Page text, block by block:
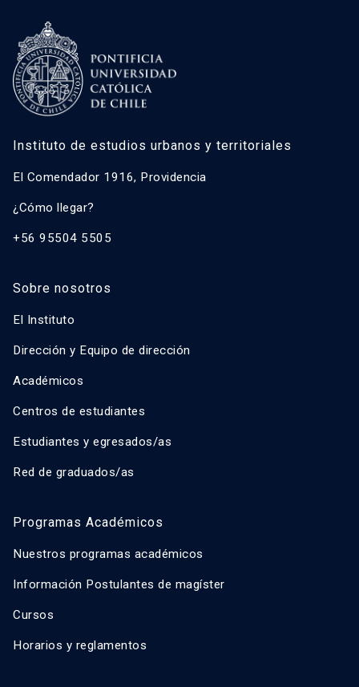
Instituto de estudios urbanos y territoriales
El Comendador 1916, Providencia
¿Cómo llegar?
+56 95504 5505
Sobre nosotros
El Instituto
Dirección y Equipo de dirección
Académicos
Centros de estudiantes
Estudiantes y egresados/as
Red de graduados/as
Programas Académicos
Nuestros programas académicos
Información Postulantes de magíster
Cursos
Horarios y reglamentos